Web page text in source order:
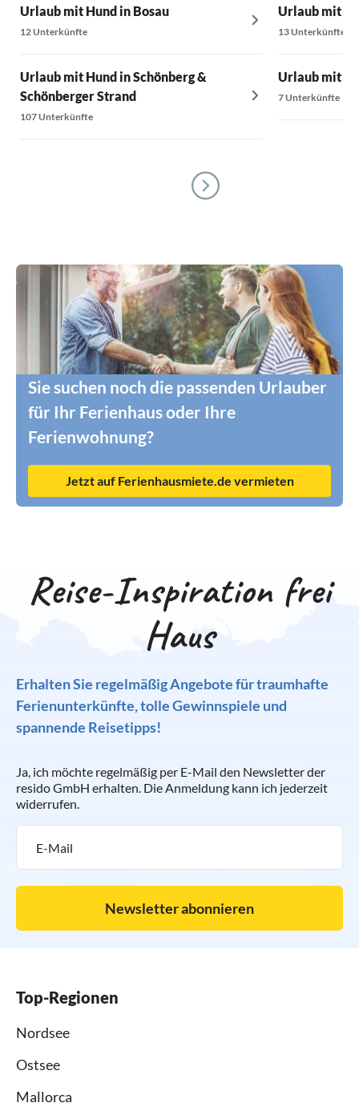
Urlaub mit Hund in Bosau
12 Unterkünfte
Urlaub mit Hund in Schönberg &
Schönberger Strand
107 Unterkünfte
Urlaub mit
13 Unterkünfte
Urlaub mit
7 Unterkünfte
Sie suchen noch die passenden Urlauber
für Ihr Ferienhaus oder Ihre
Ferienwohnung?
Jetzt auf Ferienhausmiete.de vermieten
Reise-Inspiration frei
Haus
Erhalten Sie regelmäßig Angebote für traumhafte
Ferienunterkünfte, tolle Gewinnspiele und
spannende Reisetipps!
Ja, ich möchte regelmäßig per E-Mail den Newsletter der
resido GmbH erhalten. Die Anmeldung kann ich jederzeit
widerrufen.
Newsletter abonnieren
Top-Regionen
Nordsee
Ostsee
Mallorca